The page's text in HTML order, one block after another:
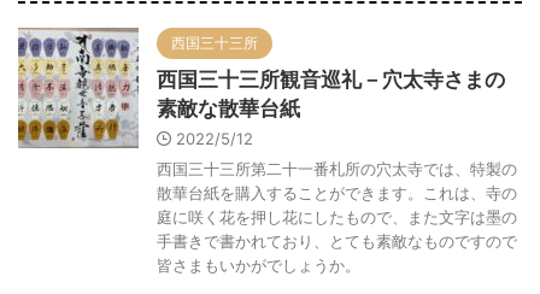
西国三十三所
西国三十三所観音巡礼－穴太寺さまの
素敵な散華台紙
2022/5/12
西国三十三所第二十一番札所の穴太寺では、特製の
散華台紙を購入することができます。これは、寺の
庭に咲く花を押し花にしたもので、また文字は墨の
手書きで書かれており、とても素敵なものですので
皆さまもいかがでしょうか。